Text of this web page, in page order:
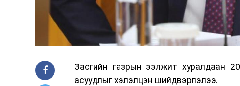
Засгийн газрын ээлжит хуралдаан
асуудлыг хэлэлцэн шийдвэрлэлээ.